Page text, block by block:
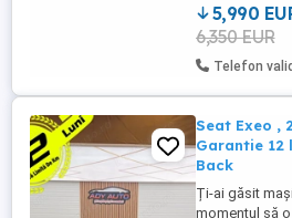
Unitate
5,990
6,350 EUR
Telefon
Seat Exeo ,
Garantie 12
Back
Ți-ai găsit
momentul să